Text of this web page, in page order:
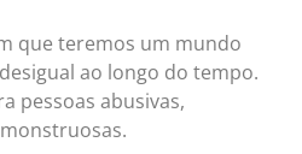
que teremos um mundo
ao longo do tempo.
pessoas abusivas,